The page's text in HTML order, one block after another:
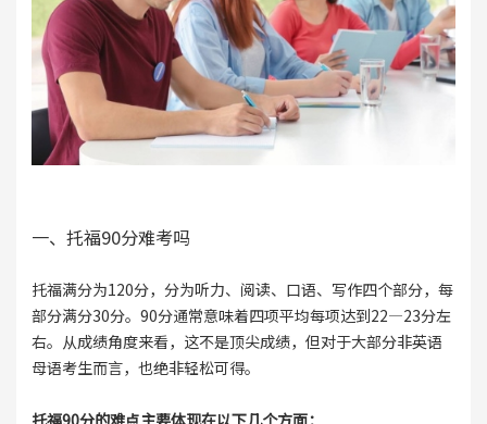
一、托福90分难考吗
托福满分为120分，分为听力、阅读、口语、写作四个部分，每
部分满分30分。90分通常意味着四项平均每项达到22—23分左
右。从成绩角度来看，这不是顶尖成绩，但对于大部分非英语
母语考生而言，也绝非轻松可得。